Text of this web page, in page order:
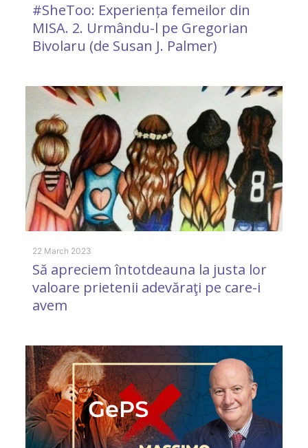
#SheToo: Experiența femeilor din
MISA. 2. Urmându-l pe Gregorian
Bivolaru (de Susan J. Palmer)
22 March 2023
Să apreciem întotdeauna la justa lor
valoare prietenii adevăraţi pe care-i
avem